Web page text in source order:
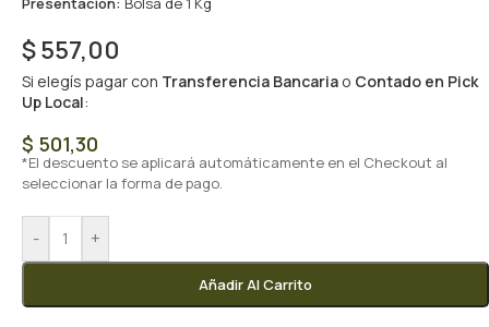
$557,00
Si elegís pagar con Transferencia Bancaria o Contado en Pick
Up Local:
$ 501,30
*El descuento se aplicará automáticamente en el Checkout al
seleccionar la forma de pago.
- +
Añadir Al Carrito